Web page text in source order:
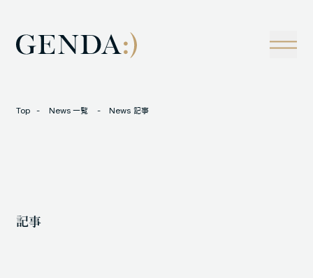
経営理念
インタビュー
トラックレコード
Top News 一覧 News 記事
記事